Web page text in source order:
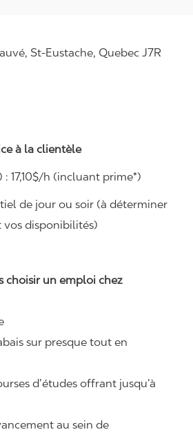
St-Eustache, Quebec J7R
à la clientèle
17,10$/h (incluant prime*)
de jour ou soir (à déterminer
vos disponibilités)
choisir un emploi chez
sur presque tout en
d’études offrant jusqu’à
au sein de